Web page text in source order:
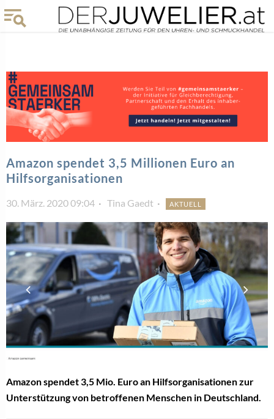
Amazon spendet 3,5 Millionen Euro an
Hilfsorganisationen
30. März. 2020 09:04 Tina Gaedt AKTUELL
Amazon spendet 3,5 Mio. Euro an Hilfsorganisationen zur
Unterstützung von betroffenen Menschen in Deutschland.